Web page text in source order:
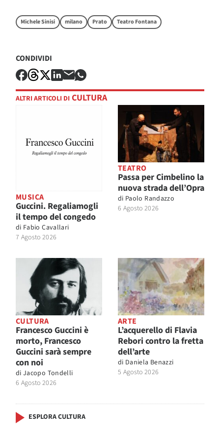
Michele Sinisi milano Prato Teatro Fontana
CONDIVIDI
ALTRI ARTICOLI DI CULTURA
MUSICA
Guccini. Regaliamogli
il tempo del congedo
di Fabio Cavallari
7 Agosto 2026
TEATRO
Passa per Cimbelino la
nuova strada dell’Opra
di Paolo Randazzo
6 Agosto 2026
CULTURA
Francesco Guccini è
morto, Francesco
Guccini sarà sempre
con noi
di Jacopo Tondelli
6 Agosto 2026
ARTE
L’acquerello di Flavia
Rebori contro la fretta
dell’arte
di Daniela Benazzi
5 Agosto 2026
ESPLORA CULTURA